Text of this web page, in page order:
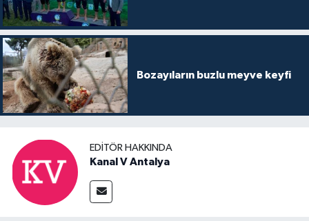
Bozayıların buzlu meyve keyfi
EDITÖR HAKKINDA
Kanal V Antalya